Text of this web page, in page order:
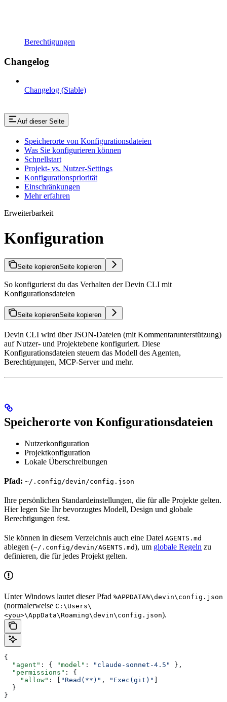
Berechtigungen
Changelog
Changelog (Stable)
Auf dieser Seite
Speicherorte von Konfigurationsdateien
Was Sie konfigurieren können
Schnellstart
Projekt- vs. Nutzer-Settings
Konfigurationspriorität
Einschränkungen
Mehr erfahren
Erweiterbarkeit
Konfiguration
Seite kopierenSeite kopieren
So konfigurierst du das Verhalten der Devin CLI mit
Konfigurationsdateien
Seite kopierenSeite kopieren
Devin CLI wird über JSON-Dateien (mit Kommentarunterstützung)
auf Nutzer- und Projektebene konfiguriert. Diese
Konfigurationsdateien steuern das Modell des Agenten,
Berechtigungen, MCP-Server und mehr.
Speicherorte von Konfigurationsdateien
Nutzerkonfiguration
Projektkonfiguration
Lokale Überschreibungen
Pfad: ~/.config/devin/config.json
Ihre persönlichen Standardeinstellungen, die für alle Projekte gelten.
Hier legen Sie Ihr bevorzugtes Modell, Design und globale
Berechtigungen fest.
Sie können in diesem Verzeichnis auch eine Datei AGENTS.md
ablegen (~/.config/devin/AGENTS.md), um globale Regeln zu
definieren, die für jedes Projekt gelten.
Unter Windows lautet dieser Pfad %APPDATA%\devin\config.json
(normalerweise C:\Users\
<you>\AppData\Roaming\devin\config.json).
{
  "agent"
: { "model" : "claude-sonnet-4.5"
},
  "permissions"
: {
    "allow"
: [ "Read(**)" , "Exec(git)"
  }
}